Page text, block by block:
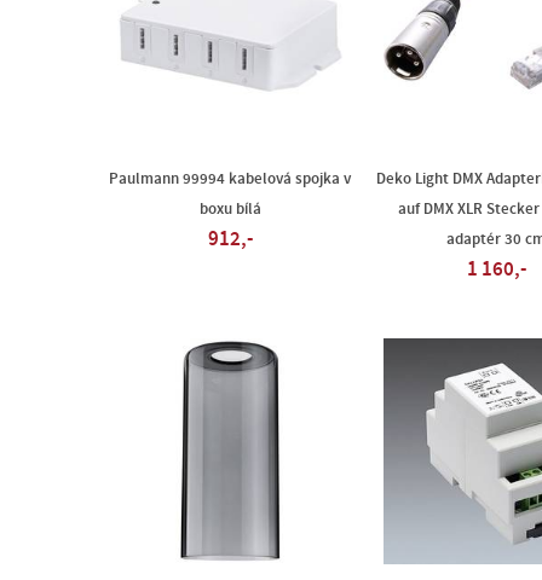
Paulmann 99994 kabelová spojka v
boxu bílá
912,-
Deko Light DMX
auf DMX XLR
adaptér 30
1 160,-